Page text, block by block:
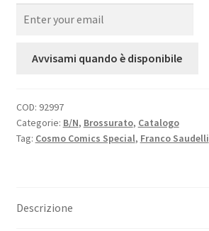
Avvisami quando è disponibile
COD: 92997
Categorie: B/N, Brossurato, Catalogo
Tag: Cosmo Comics Special, Franco Saudelli
Descrizione